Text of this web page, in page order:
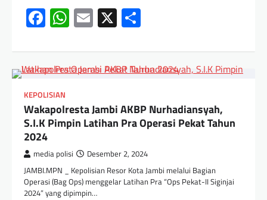
Facebook
WhatsApp
Email
X
KEPOLISIAN
Wakapolresta Jambi AKBP Nurhadiansyah,
S.I.K Pimpin Latihan Pra Operasi Pekat Tahun
2024
media polisi Desember 2, 2024
JAMBI.MPN _ Kepolisian Resor Kota Jambi melalui Bagian
Operasi (Bag Ops) menggelar Latihan Pra “Ops Pekat-II Siginjai
2024” yang dipimpin…